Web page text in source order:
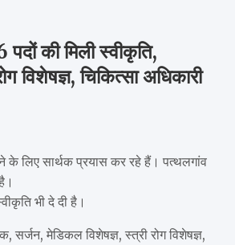
की मिली स्वीकृति,
विशेषज्ञ, चिकित्सा अधिकारी
के लिए सार्थक प्रयास कर रहे हैं। पत्थलगांव
भी दे दी है।
मेडिकल विशेषज्ञ, स्त्री रोग विशेषज्ञ,